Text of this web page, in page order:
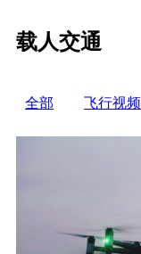
载人交通
全部 飞行视频